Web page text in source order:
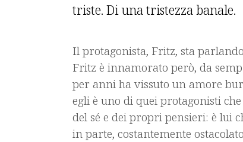
triste. Di una tristezza banale.
Il protagonista, Fritz, sta
Fritz è innamorato però, da
per anni ha vissuto un amore
egli è uno di quei protagonisti
del sé e dei propri pensieri: è lui
in parte, costantemente